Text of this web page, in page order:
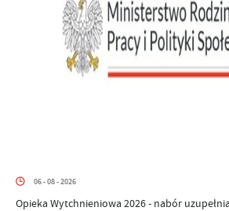
06 - 08 - 2026
Opieka Wytchnieniowa 2026 - nabór